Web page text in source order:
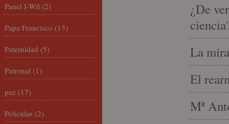
¿De
La
El
Mª
Panel I-Wil (2)
Papa Francisco (13)
Paternidad (5)
Patronal (1)
paz (17)
Películas (2)